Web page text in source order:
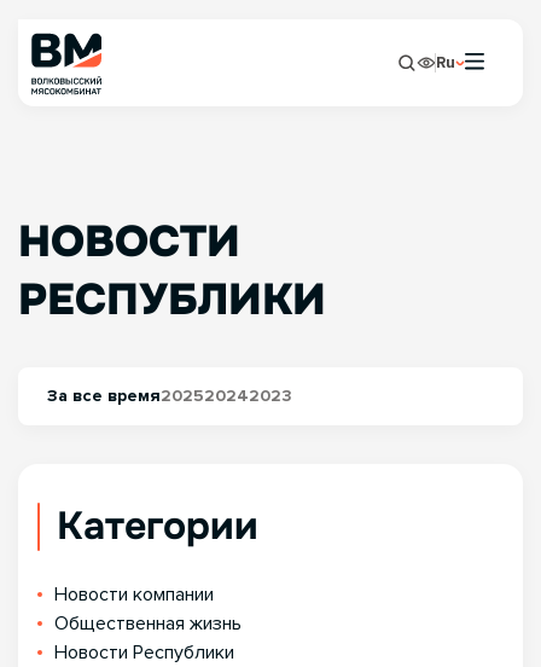
Ru
НОВОСТИ
РЕСПУБЛИКИ
За все время202520242023
Категории
Новости компании
Общественная жизнь
Новости Республики